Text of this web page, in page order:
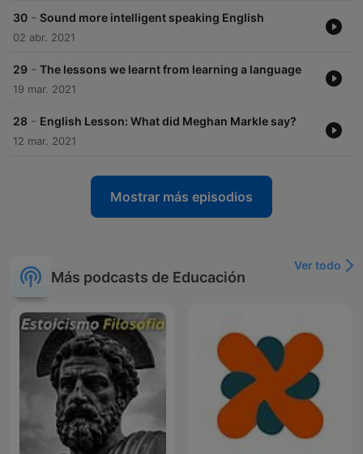
30 - Sound more intelligent speaking English
02 abr. 2021
29 - The lessons we learnt from learning a language
19 mar. 2021
28 - English Lesson: What did Meghan Markle say?
12 mar. 2021
Mostrar más episodios
Más podcasts de Educación
Ver todo